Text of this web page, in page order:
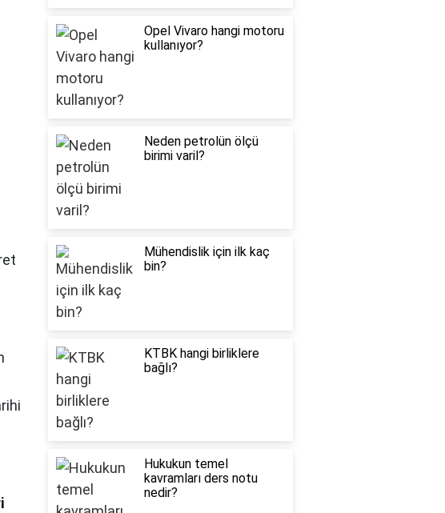
Opel Vivaro hangi motoru
kullanıyor?
Neden petrolün ölçü
birimi varil?
Mühendislik için ilk kaç
bin?
KTBK hangi birliklere
bağlı?
Hukukun temel
kavramları ders notu
nedir?